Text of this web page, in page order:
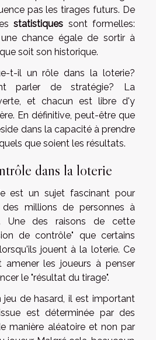
pas les tirages futurs. De
statistiques sont formelles:
chance égale de sortir à
soit son historique.
t-il un rôle dans la loterie?
parler de stratégie? La
et chacun est libre d'y
En définitive, peut-être que
dans la capacité à prendre
que soient les résultats.
dans la loterie
est un sujet fascinant pour
millions de personnes à
Une des raisons de cette
de contrôle" que certains
jouent à la loterie. Ce
amener les joueurs à penser
le "résultat du tirage".
jeu de hasard, il est important
est déterminée par des
manière aléatoire et non par